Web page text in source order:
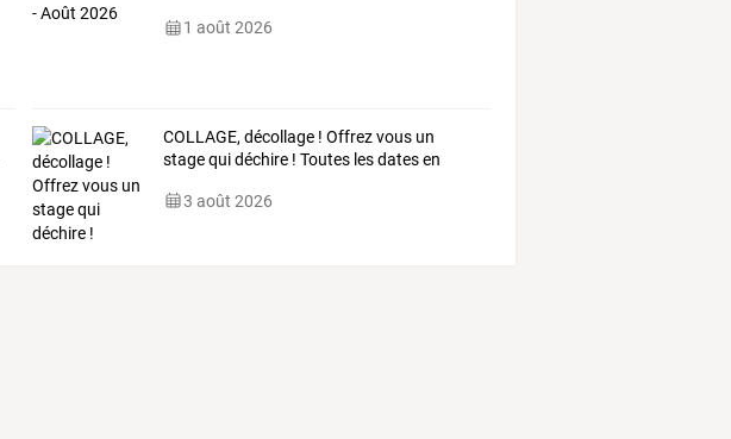
1 août 2026
COLLAGE, décollage ! Offrez vous un
stage qui déchire ! Toutes les dates en
3 août 2026